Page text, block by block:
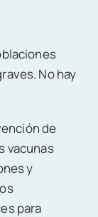
No hay
de
vacunas
y
para